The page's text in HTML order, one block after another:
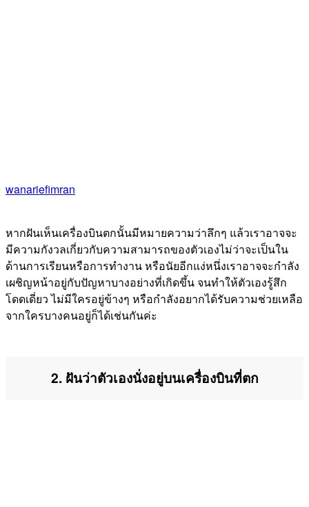
wanariefimran
หากฝันเห็นเครื่องบินตกนั้นมีหมายความว่าลึกๆ แล้วเราอาจจะ
มีความกังวลเกี่ยวกับความสามารถของตัวเองไม่ว่าจะเป็นใน
ด้านการเรียนหรือการทำงาน หรือนัยอีกแง่หนึ่งเราอาจจะกำลัง
เผชิญหน้าอยู่กับปัญหาบางอย่างที่เกิดขึ้น จนทำให้ตัวเองรู้สึก
โดดเดี่ยว ไม่มีใครอยู่ข้างๆ หรือกำลังอยากได้รับความช่วยเหลือ
จากใครบางคนอยู่ก็ได้เช่นกันค่ะ
2. ฝันว่าตัวเองนั่งอยู่บนเครื่องบินที่ตก